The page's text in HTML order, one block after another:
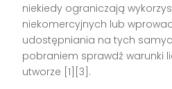
niekiedy ograniczają
niekomercyjnych lub
udostępniania na tych
pobraniem sprawdź warunki
utworze [1][3].